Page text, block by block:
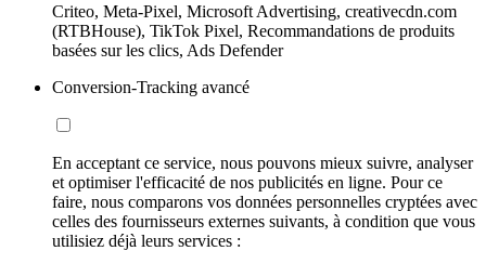
Criteo, Meta-Pixel, Microsoft Advertising, creativecdn.com
(RTBHouse), TikTok Pixel, Recommandations de produits
basées sur les clics, Ads Defender
Conversion-Tracking avancé
En acceptant ce service, nous pouvons mieux suivre, analyser
et optimiser l'efficacité de nos publicités en ligne. Pour ce
faire, nous comparons vos données personnelles cryptées avec
celles des fournisseurs externes suivants, à condition que vous
utilisiez déjà leurs services :